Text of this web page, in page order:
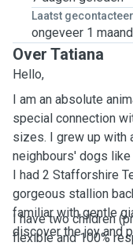
Laatst
ongeveer 1
Over Tatiana
Hello,
I am an absolute
special connection
sizes. I grew up with
neighbours' dogs like
I had 2 Stafforshire
gorgeous stallion
familiar with gentle
discover the joy and
I have two children
flexible and 100%